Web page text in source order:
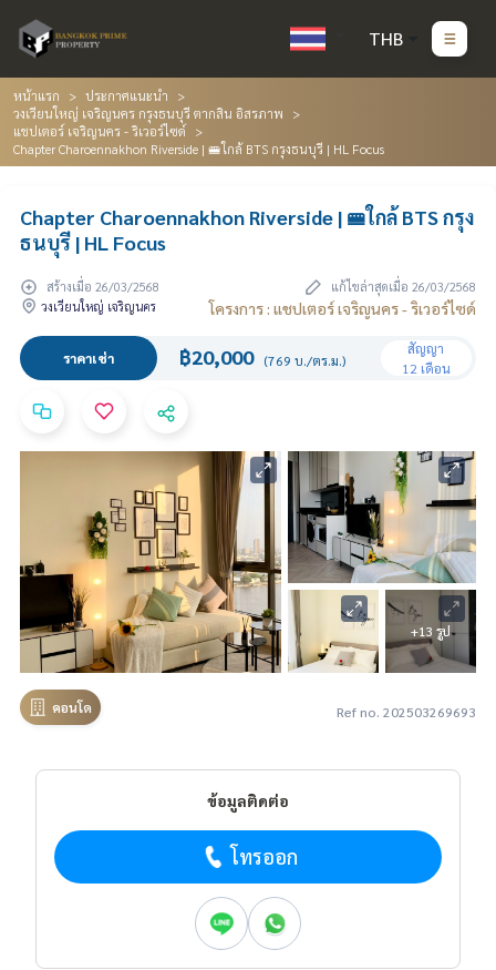
THB
หน้าแรก
ประกาศแนะนำ
วงเวียนใหญ่ เจริญนคร กรุงธนบุรี ตากสิน อิสรภาพ
แชปเตอร์ เจริญนคร - ริเวอร์ไซด์
Chapter Charoennakhon Riverside | 🚝ใกล้ BTS กรุงธนบุรี | HL Focus
Chapter Charoennakhon Riverside | 🚝ใกล้ BTS กรุง
ธนบุรี | HL Focus
สร้างเมื่อ 26/03/2568
แก้ไขล่าสุดเมื่อ 26/03/2568
วงเวียนใหญ่ เจริญนคร
โครงการ : แชปเตอร์ เจริญนคร - ริเวอร์ไซด์
ราคาเช่า ฿20,000 (769 บ./ตร.ม.)
สัญญา
12 เดือน
+13 รูป
คอนโด Ref no. 202503269693
ข้อมูลติดต่อ
โทรออก